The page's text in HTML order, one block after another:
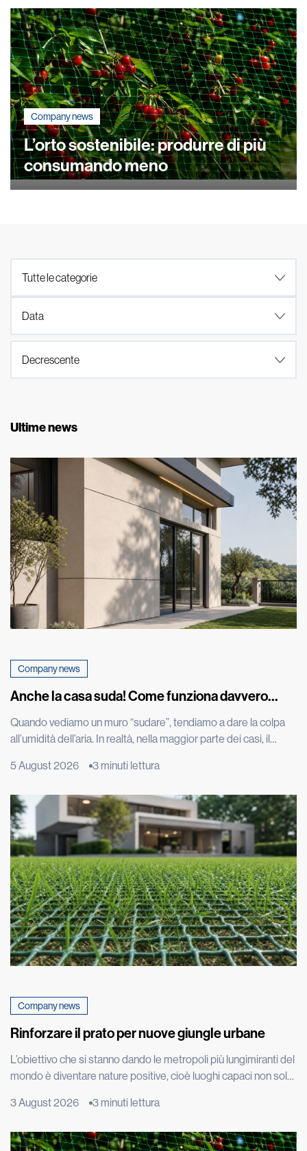
Company news
L’orto sostenibile: produrre di più
consumando meno
Ultime news
Company news
Anche la casa suda! Come funziona davvero
Quando vediamo un muro “sudare”, tendiamo a dare la colpa
all’umidità dell’aria. In realtà, nella maggior parte dei casi, il
poggia l’edificio. È qui che inizia un lento processo fisico,
murature e intonaci. Il fenomeno, estremamente […]
5 August 2026 3 minuti lettura
Company news
Rinforzare il prato per nuove giungle urbane
L’obiettivo che si stanno dando le metropoli più lungimiranti del
mondo è diventare nature positive, cioè luoghi capaci non solo
biodiversità. Londra vuole ripristinare 40 chilometri di fiumi e
urbana coperta da alberi e […]
3 August 2026 3 minuti lettura